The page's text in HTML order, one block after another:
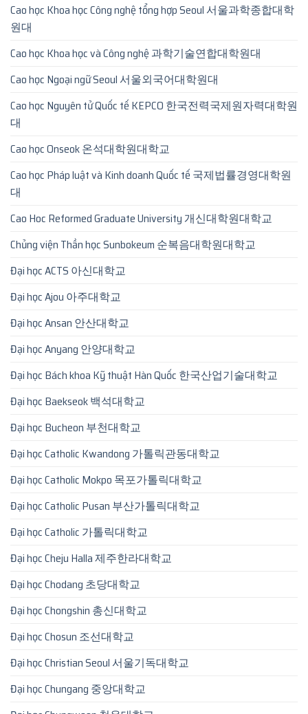
Cao học Khoa học Công nghệ tổng hợp Seoul 서울과학종합대학
원대
Cao học Khoa học và Công nghệ 과학기술연합대학원대
Cao học Ngoại ngữ Seoul 서울외국어대학원대
Cao học Nguyên tử Quốc tế KEPCO 한국전력국제원자력대학원
대
Cao học Onseok 온석대학원대학교
Cao học Pháp luật và Kinh doanh Quốc tế 국제법률경영대학원
대
Cao Hoc Reformed Graduate University 개신대학원대학교
Chủng viện Thần học Sunbokeum 순복음대학원대학교
Đại học ACTS 아신대학교
Đại học Ajou 아주대학교
Đại học Ansan 안산대학교
Đại học Anyang 안양대학교
Đại học Bách khoa Kỹ thuật Hàn Quốc 한국산업기술대학교
Đại học Baekseok 백석대학교
Đại học Bucheon 부천대학교
Đại học Catholic Kwandong 가톨릭관동대학교
Đại học Catholic Mokpo 목포가톨릭대학교
Đại học Catholic Pusan 부산가톨릭대학교
Đại học Catholic 가톨릭대학교
Đại học Cheju Halla 제주한라대학교
Đại học Chodang 초당대학교
Đại học Chongshin 총신대학교
Đại học Chosun 조선대학교
Đại học Christian Seoul 서울기독대학교
Đại học Chungang 중앙대학교